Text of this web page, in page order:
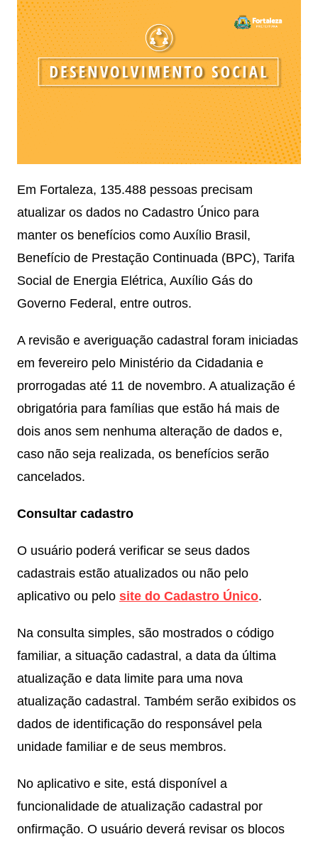
Em Fortaleza, 135.488 pessoas precisam
atualizar os dados no Cadastro Único para
manter os benefícios como Auxílio Brasil,
Benefício de Prestação Continuada (BPC), Tarifa
Social de Energia Elétrica, Auxílio Gás do
Governo Federal, entre outros.
A revisão e averiguação cadastral foram iniciadas
em fevereiro pelo Ministério da Cidadania e
prorrogadas até 11 de novembro. A atualização é
obrigatória para famílias que estão há mais de
dois anos sem nenhuma alteração de dados e,
caso não seja realizada, os benefícios serão
cancelados.
Consultar cadastro
O usuário poderá verificar se seus dados
cadastrais estão atualizados ou não pelo
aplicativo ou pelo site do Cadastro Único.
Na consulta simples, são mostrados o código
familiar, a situação cadastral, a data da última
atualização e data limite para uma nova
atualização cadastral. Também serão exibidos os
dados de identificação do responsável pela
unidade familiar e de seus membros.
No aplicativo e site, está disponível a
funcionalidade de atualização cadastral por
onfirmação. O usuário deverá revisar os blocos